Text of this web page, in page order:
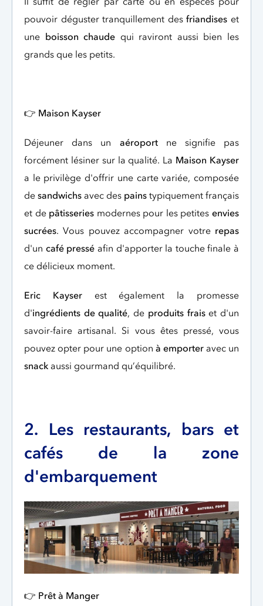
pouvoir déguster tranquillement desfriandises et
une boisson chaude qui raviront aussi bien les
grands que les petits.
👉 Maison Kayser
Déjeuner dans un aéroportne signifie pas
forcément lésiner sur la qualité. La Maison Kayser
a le privilège d'offrir une carte variée, composée
de sandwichs avec des pains typiquement français
et de pâtisseries modernes pour les petitesenvies
sucrées. Vous pouvez accompagner votre repas
d'un café pressé afin d'apporter la touche finale à
ce délicieux moment.
Eric Kayserest également la promesse
d'ingrédients de qualité, de produits fraiset d'un
savoir-faire artisanal. Si vous êtes pressé, vous
pouvez opter pour une option à emporteravec un
snack aussi gourmand qu’équilibré.
2. Les restaurants, bars et
cafés de la zone
d'embarquement
👉 Prêt à Manger